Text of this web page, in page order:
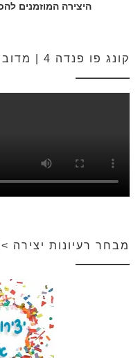
היצירה המוזמנים
קונג פו פנדה 4 | מדובב
מבחר רעיונות יצירה